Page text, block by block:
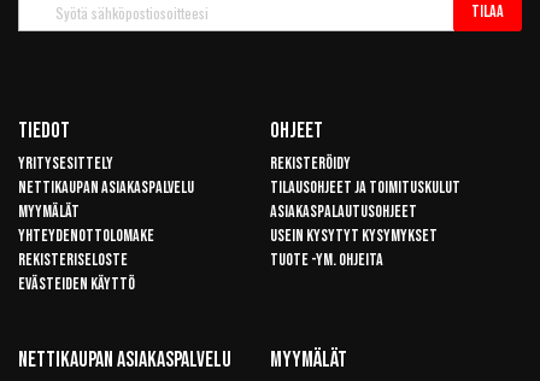
uutiskirje
Tilaa
Tiedot
Yritysesittely
Nettikaupan asiakaspalvelu
Myymälät
Yhteydenottolomake
Rekisteriseloste
Evästeiden käyttö
Ohjeet
Rekisteröidy
Tilausohjeet ja toimituskulut
Asiakaspalautusohjeet
Usein kysytyt kysymykset
Tuote -ym. ohjeita
Nettikaupan Asiakaspalvelu Myymälät